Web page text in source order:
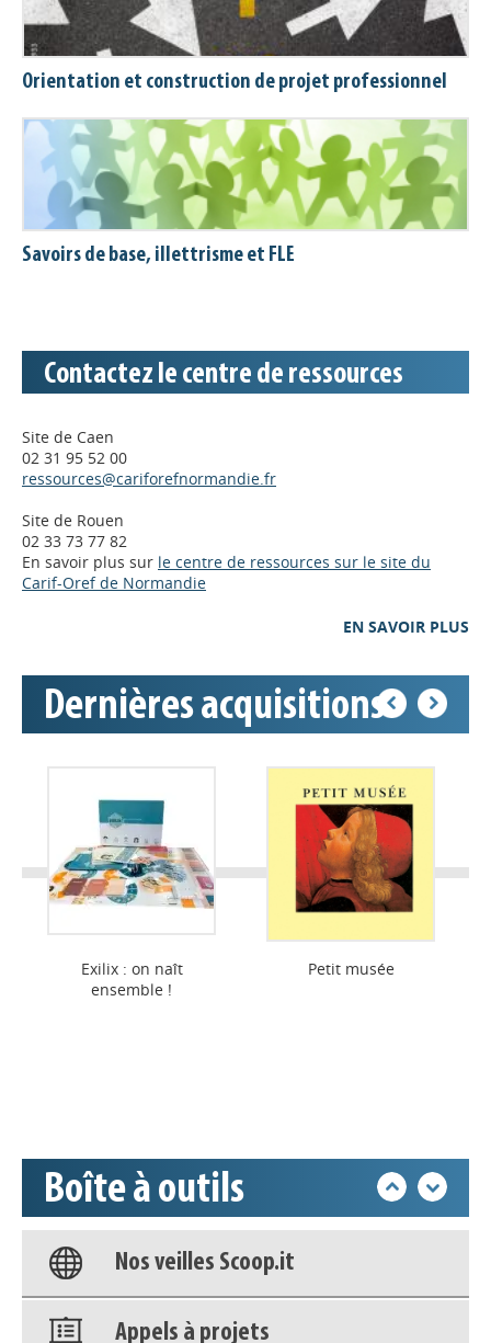
Orientation et construction de projet professionnel
Savoirs de base, illettrisme et FLE
Contactez le centre de ressources
Site de Caen
02 31 95 52 00
ressources@cariforefnormandie.fr
Site de Rouen
02 33 73 77 82
En savoir plus sur le centre de ressources sur le site du
Carif-Oref de Normandie
EN SAVOIR PLUS
Dernières acquisitions
Exilix : on naît
ensemble !
Petit musée
Boîte à outils
Appels à projets
Base documentaire
Nos veilles Scoop.it
Appels à projets